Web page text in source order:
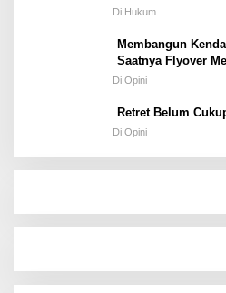
Hukum atau
Di Hukum
Membangun
Saatnya Flyover
Kota
Di Opini
Retret Belum
Di Opini